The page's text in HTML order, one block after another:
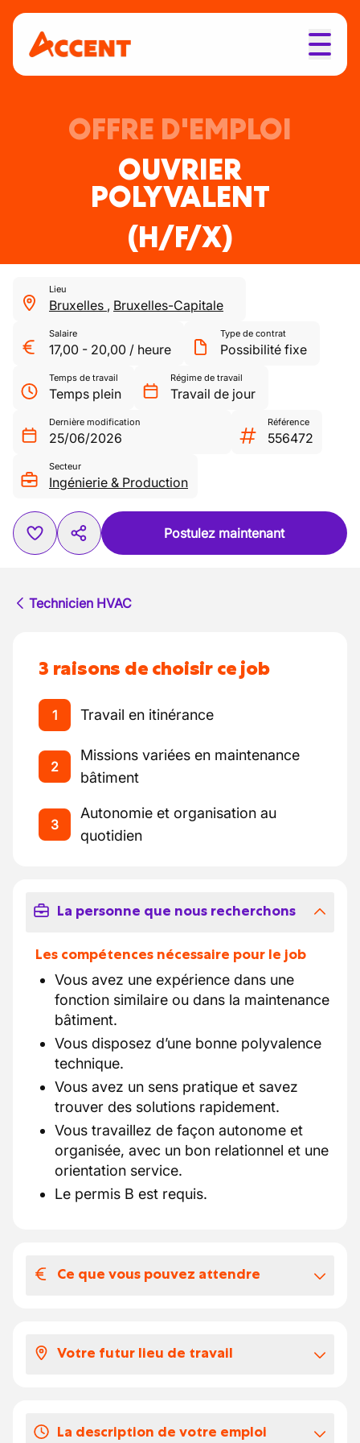
OFFRE D'EMPLOI
OUVRIER
POLYVALENT
(H/F/X)
Lieu
Bruxelles , Bruxelles-Capitale
Salaire
17,00 - 20,00 / heure
Type de contrat
Possibilité fixe
Temps de travail
Temps plein
Régime de travail
Travail de jour
Dernière modification
25/06/2026
Référence
556472
Secteur
Ingénierie & Production
Postulez maintenant
Technicien HVAC
3 raisons de choisir ce job
1 Travail en itinérance
2
Missions variées en maintenance
bâtiment
3
Autonomie et organisation au
quotidien
La personne que nous recherchons
Les compétences nécessaire pour le job
Vous avez une expérience dans une
fonction similaire ou dans la maintenance
bâtiment.
Vous disposez d’une bonne polyvalence
technique.
Vous avez un sens pratique et savez
trouver des solutions rapidement.
Vous travaillez de façon autonome et
organisée, avec un bon relationnel et une
orientation service.
Le permis B est requis.
Ce que vous pouvez attendre
Selon votre expérience, votre salaire se
Votre futur lieu de travail
La description de votre emploi